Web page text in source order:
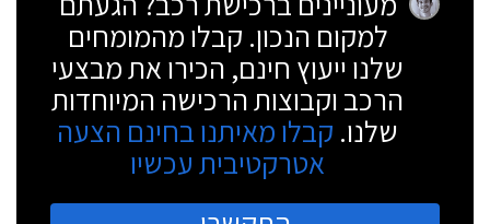
למקום הנכון. קבלו מהמומחים
שלנו ייעוץ חינם, הכירו את מבצעי
הרכב וקבוצות הרכישה המיוחדות
שלנו. קבלו מאיתנו בחינם הצעה
אטרקטיבית עכשיו